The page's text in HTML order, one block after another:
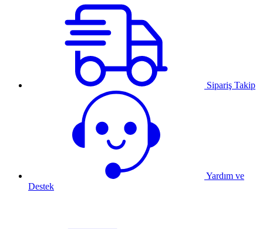
Sipariş Takip
Yardım ve
Destek